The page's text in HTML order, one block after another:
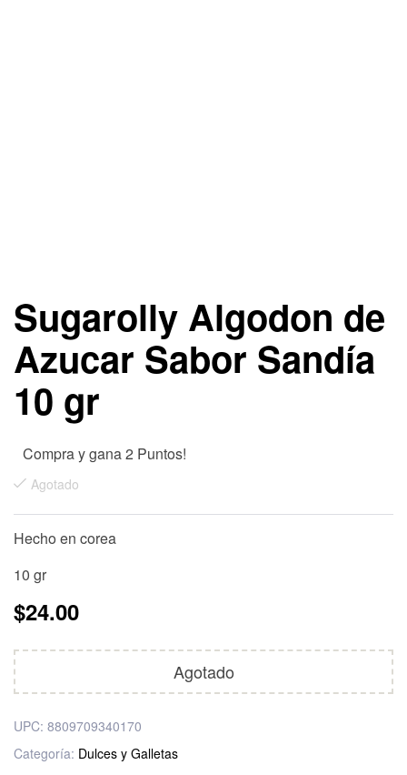
Sugarolly Algodon de
Azucar Sabor Sandía
10 gr
Compra y gana 2 Puntos!
Agotado
Hecho en corea
10 gr
$24.00
Agotado
UPC: 8809709340170
Categoría: Dulces y Galletas